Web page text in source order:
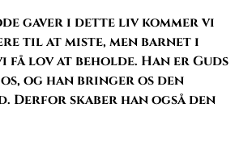
gaver i dette liv kommer vi
til at miste, men barnet i
få lov at beholde. Han er Guds
og han bringer os den
Derfor skaber han også den